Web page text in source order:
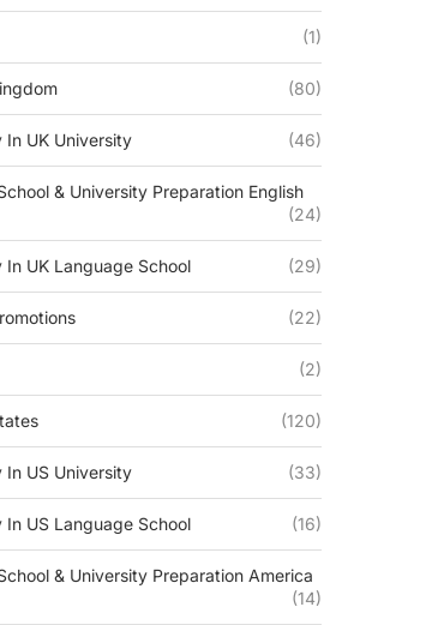
(1)
(80)
In UK University (46)
& University Preparation English
(24)
In UK Language School (29)
(22)
(2)
(120)
In US University (33)
In US Language School (16)
& University Preparation America
(14)